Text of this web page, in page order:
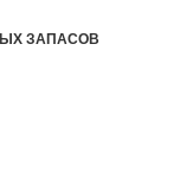
ЗАПАСОВ